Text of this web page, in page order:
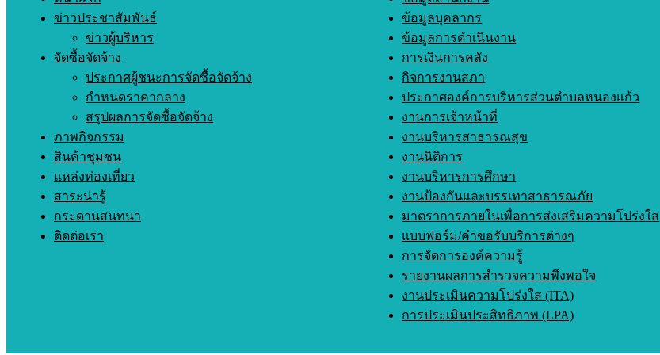
ข่าวประชาสัมพันธ์
ข่าวผู้บริหาร
จัดซื้อจัดจ้าง
ประกาศผู้ชนะการจัดซื้อจัดจ้าง
กำหนดราคากลาง
สรุปผลการจัดซื้อจัดจ้าง
ภาพกิจกรรม
สินค้าชุมชน
แหล่งท่องเที่ยว
สาระน่ารู้
กระดานสนทนา
ติดต่อเรา
ข้อมูลบุคลากร
ข้อมูลการดำเนินงาน
การเงินการคลัง
กิจการงานสภา
ประกาศองค์การบริหารส่วนตำบลหนองแก้ว
งานการเจ้าหน้าที่
งานบริหารสาธารณสุข
งานนิติการ
งานบริหารการศึกษา
งานป้องกันและบรรเทาสาธารณภัย
มาตราการภายในเพื่อการส่งเสริมความโปร่งใส
แบบฟอร์ม/คำขอรับบริการต่างๆ
การจัดการองค์ความรู้
รายงานผลการสำรวจความพึงพอใจ
งานประเมินความโปร่งใส (ITA)
การประเมินประสิทธิภาพ (LPA)